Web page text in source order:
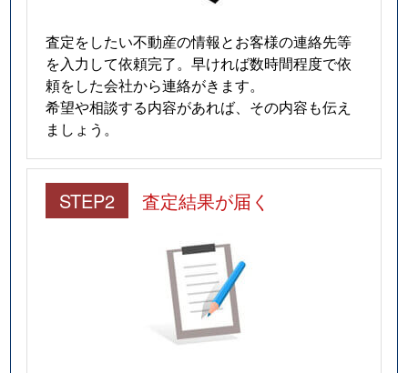
査定をしたい不動産の情報とお客様の連絡先等
を入力して依頼完了。早ければ数時間程度で依
頼をした会社から連絡がきます。
希望や相談する内容があれば、その内容も伝え
ましょう。
STEP2 査定結果が届く